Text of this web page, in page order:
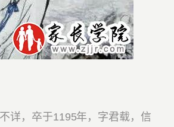
详，卒于1195年，字君载，信